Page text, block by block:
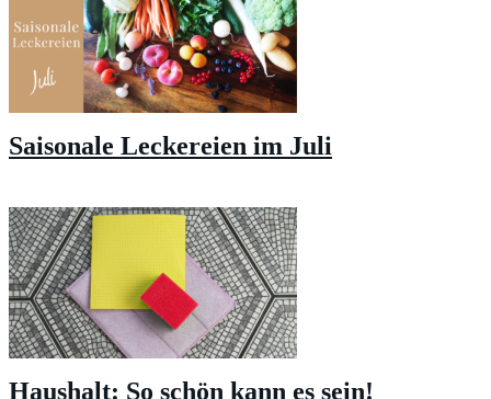
Saisonale Leckereien im Juli
Haushalt: So schön kann es sein!